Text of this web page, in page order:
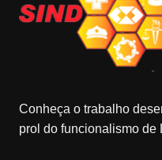
Conheça o trabalho
prol do funcionalismo de